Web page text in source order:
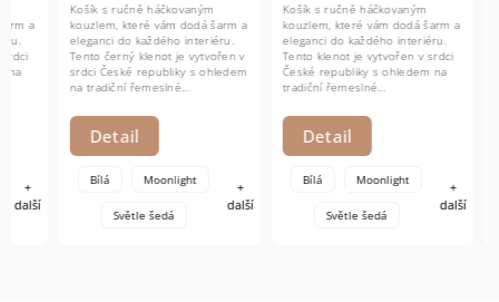
Detail
Košík s ručně háčkovaným
kouzlem, které vám dodá šarm a
eleganci do každého interiéru.
Tento černý klenot je vytvořen v
srdci České republiky s ohledem
na tradiční řemeslné...
Moonlight
Světle šedá
+
Detail
Košík s ručně háčkovaným
kouzlem, které vám dodá šarm a
eleganci do každého interiéru.
Tento klenot je vytvořen v srdci
České republiky s ohledem na
tradiční řemeslné...
Moonlight
Světle šedá
+